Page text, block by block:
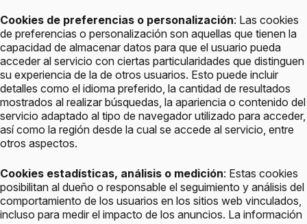
Cookies de preferencias o personalización: Las cookies
de preferencias o personalización son aquellas que tienen la
capacidad de almacenar datos para que el usuario pueda
acceder al servicio con ciertas particularidades que distinguen
su experiencia de la de otros usuarios. Esto puede incluir
detalles como el idioma preferido, la cantidad de resultados
mostrados al realizar búsquedas, la apariencia o contenido del
servicio adaptado al tipo de navegador utilizado para acceder,
así como la región desde la cual se accede al servicio, entre
otros aspectos.
Cookies estadísticas, análisis o medición: Estas cookies
posibilitan al dueño o responsable el seguimiento y análisis del
comportamiento de los usuarios en los sitios web vinculados,
incluso para medir el impacto de los anuncios. La información